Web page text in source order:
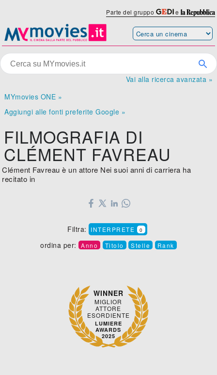
Parte del gruppo e
Vai alla ricerca avanzata »
MYmovies ONE »
Aggiungi alle fonti preferite Google »
FILMOGRAFIA DI
CLÉMENT FAVREAU
Clément Favreau è un attore Nei suoi anni di carriera ha
recitato in
Filtra: INTERPRETE 0
ordina per: Anno Titolo Stelle Rank
WINNER
MIGLIOR
ATTORE
ESORDIENTE
LUMIERE
AWARDS
2025